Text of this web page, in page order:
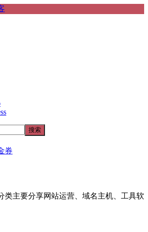
券
类主要分享网站运营、域名主机、工具软